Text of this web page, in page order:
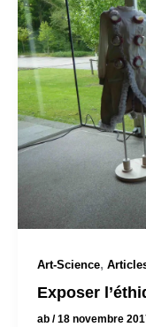
Art-Science,
Exposer
ab /18 novembre